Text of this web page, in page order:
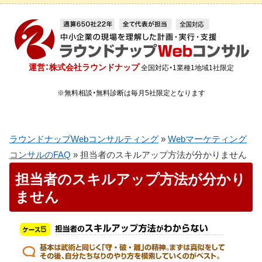
運営：株式会社ラウンドナップ 全国対応・1業種1地域1社限定
※無料相談・無料診断は毎月5社限定となります
ラウンドナップWebコンサルティング » Webマーケティング
コンサルのFAQ » 担当者のスキルアップ方法が分かりません
担当者のスキルアップ方法が分かり
ません